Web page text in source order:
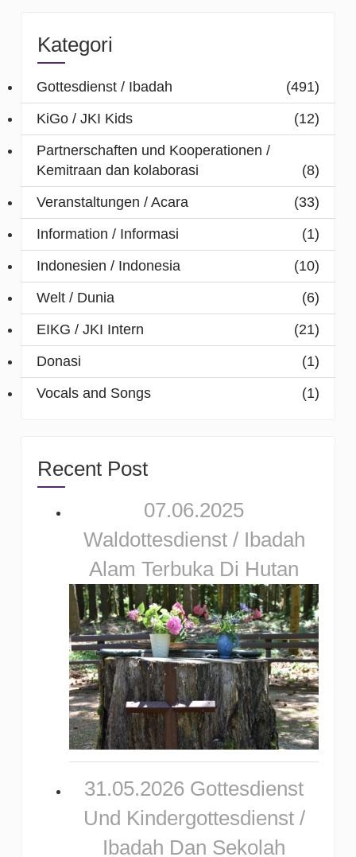
Kategori
Gottesdienst / Ibadah
(491)
KiGo / JKI Kids
(12)
Partnerschaften und Kooperationen /
Kemitraan dan kolaborasi
(8)
Veranstaltungen / Acara
(33)
Information / Informasi
(1)
Indonesien / Indonesia
(10)
Welt / Dunia
(6)
EIKG / JKI Intern
(21)
Donasi
(1)
Vocals and Songs
(1)
Recent Post
07.06.2025
Waldottesdienst / Ibadah
Alam Terbuka Di Hutan
31.05.2026 Gottesdienst
Und Kindergottesdienst /
Ibadah Dan Sekolah